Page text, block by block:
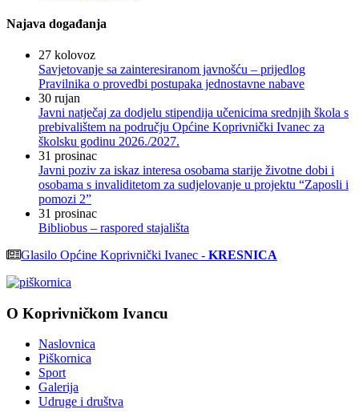
Najava događanja
27 kolovoz
Savjetovanje sa zainteresiranom javnošću – prijedlog
Pravilnika o provedbi postupaka jednostavne nabave
30 rujan
Javni natječaj za dodjelu stipendija učenicima srednjih škola s
prebivalištem na području Općine Koprivnički Ivanec za
školsku godinu 2026./2027.
31 prosinac
Javni poziv za iskaz interesa osobama starije životne dobi i
osobama s invaliditetom za sudjelovanje u projektu “Zaposli i
pomozi 2”
31 prosinac
Bibliobus – raspored stajališta
Glasilo Općine Koprivnički Ivanec - KRESNICA
O Koprivničkom Ivancu
Naslovnica
Piškornica
Sport
Galerija
Udruge i društva